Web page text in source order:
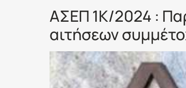
ΑΣΕΠ 1Κ/2024 :
αιτήσεων